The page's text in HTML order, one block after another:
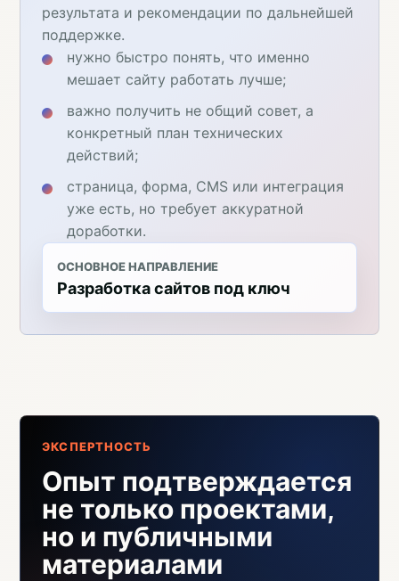
результата и рекомендации по дальнейшей
поддержке.
нужно быстро понять, что именно
мешает сайту работать лучше;
важно получить не общий совет, а
конкретный план технических
действий;
страница, форма, CMS или интеграция
уже есть, но требует аккуратной
доработки.
ОСНОВНОЕ НАПРАВЛЕНИЕ
Разработка сайтов под ключ
ЭКСПЕРТНОСТЬ
Опыт подтверждается
не только проектами,
но и публичными
материалами